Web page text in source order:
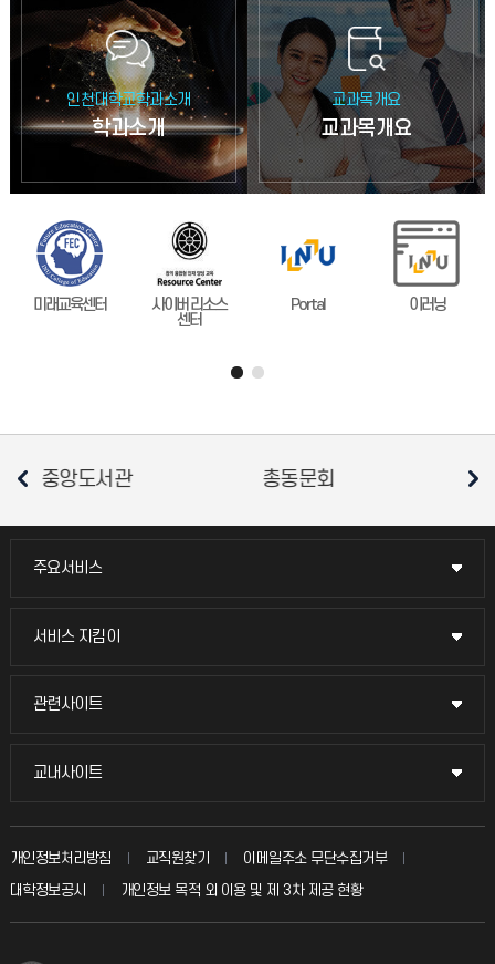
인천대학교학과소개
학과소개
교과목개요
교과목개요
미래교육센터
사이버 리소스
센터
Portal 이러닝
소비자생활협동조합
주요서비스
주요서비스
교무회의방송
입학안내
서비스 지킴이
서비스 지킴이
묻고 답하기
칭찬마당
학생서비스 지킴이
관련사이트
관련사이트
국방헬프콜
교내사이트
교내사이트
교수회
교육혁신본부
개인정보처리방침 교직원찾기
이메일주소 무단수집거부
대학정보공시
개인정보 목적 외 이용 및 제 3차 제공 현황